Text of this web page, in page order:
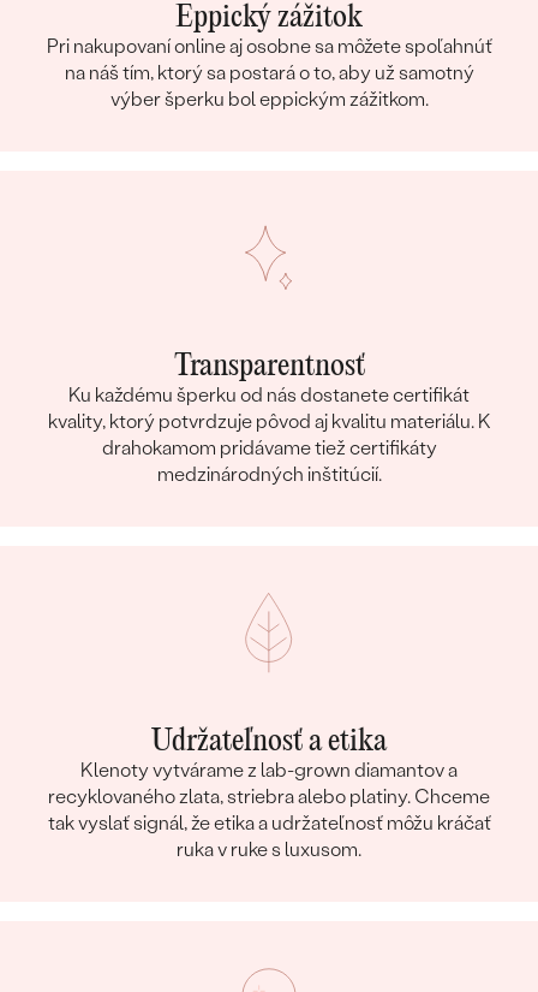
Eppický zážitok
Pri nakupovaní online aj osobne sa môžete spoľahnúť
na náš tím, ktorý sa postará o to, aby už samotný
výber šperku bol eppickým zážitkom.
Transparentnosť
Ku každému šperku od nás dostanete certifikát
kvality, ktorý potvrdzuje pôvod aj kvalitu materiálu. K
drahokamom pridávame tiež certifikáty
medzinárodných inštitúcií.
Udržateľnosť a etika
Klenoty vytvárame z lab-grown diamantov a
recyklovaného zlata, striebra alebo platiny. Chceme
tak vyslať signál, že etika a udržateľnosť môžu kráčať
ruka v ruke s luxusom.